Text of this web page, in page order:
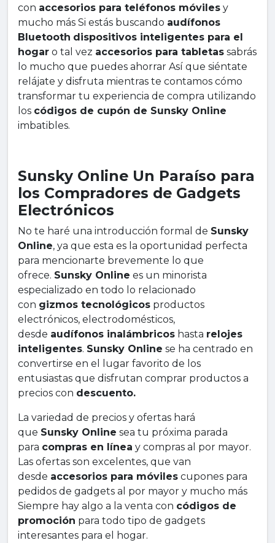
con accesorios para teléfonos móviles y
mucho más Si estás buscando audífonos
Bluetooth dispositivos inteligentes para el
hogar o tal vez accesorios para tabletas sabrás
lo mucho que puedes ahorrar Así que siéntate
relájate y disfruta mientras te contamos cómo
transformar tu experiencia de compra utilizando
los códigos de cupón de Sunsky Online
imbatibles.
Sunsky Online Un Paraíso para
los Compradores de Gadgets
Electrónicos
No te haré una introducción formal de Sunsky
Online, ya que esta es la oportunidad perfecta
para mencionarte brevemente lo que
ofrece. Sunsky Online es un minorista
especializado en todo lo relacionado
con gizmos tecnológicos productos
electrónicos, electrodomésticos,
desde audífonos inalámbricos hasta relojes
inteligentes. Sunsky Online se ha centrado en
convertirse en el lugar favorito de los
entusiastas que disfrutan comprar productos a
precios con descuento.
La variedad de precios y ofertas hará
que Sunsky Online sea tu próxima parada
para compras en línea y compras al por mayor.
Las ofertas son excelentes, que van
desde accesorios para móviles cupones para
pedidos de gadgets al por mayor y mucho más
Siempre hay algo a la venta con códigos de
promoción para todo tipo de gadgets
interesantes para el hogar.